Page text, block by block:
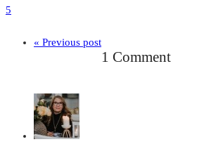
5
« Previous post
1 Comment